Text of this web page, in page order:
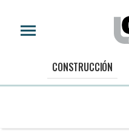
CONSTRUCCIÓN